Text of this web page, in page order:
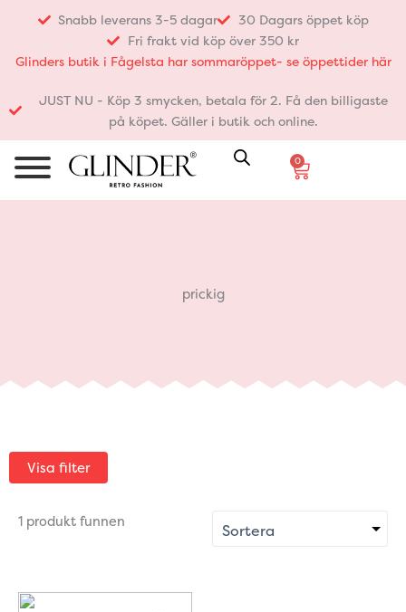
innehåll
Snabb leverans 3-5 dagar
30 Dagars öppet köp
Fri frakt vid köp över 350 kr
Glinders butik i Fågelsta har sommaröppet- se öppettider här
JUST NU - Köp 3 smycken, betala för 2. Få den billigaste
på köpet. Gäller i butik och online.
0
Varukorg
prickig
Visa filter
1 produkt funnen